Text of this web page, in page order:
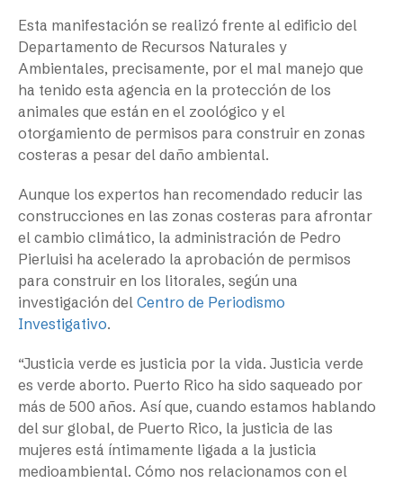
Esta manifestación se realizó frente al edificio del
Departamento de Recursos Naturales y
Ambientales, precisamente, por el mal manejo que
ha tenido esta agencia en la protección de los
animales que están en el zoológico y el
otorgamiento de permisos para construir en zonas
costeras a pesar del daño ambiental.
Aunque los expertos han recomendado reducir las
construcciones en las zonas costeras para afrontar
el cambio climático, la administración de Pedro
Pierluisi ha acelerado la aprobación de permisos
para construir en los litorales, según una
investigación del Centro de Periodismo
Investigativo.
“Justicia verde es justicia por la vida. Justicia verde
es verde aborto. Puerto Rico ha sido saqueado por
más de 500 años. Así que, cuando estamos hablando
del sur global, de Puerto Rico, la justicia de las
mujeres está íntimamente ligada a la justicia
medioambiental. Cómo nos relacionamos con el